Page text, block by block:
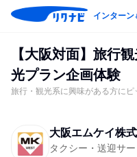
インターン
【大阪対面】旅行
光プラン企画体験
旅行・観光系に興味がある方に
大阪エムケイ株
タクシー・送迎サー